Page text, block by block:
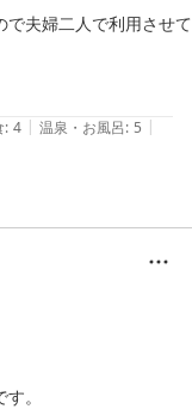
夫婦二人で利用させて
グ場やスポーツジムな
すが、新館からだと少
に便利でした。
かなりの種類のメニュ
が多く、カレーも美味
していました。
: 4 | 温泉・お風呂: 5 |
。